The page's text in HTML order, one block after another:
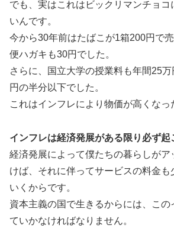
でも、実はこれはビックリマンチョコ
いんです。
今から30年前はたばこが1箱200円で
便ハガキも30円でした。
さらに、国立大学の授業料も年間25
円の半分以下でした。
これはインフレにより物価が高くなっ
インフレは経済発展がある限り必ず起
経済発展によって僕たちの暮らしがア
けば、それに伴ってサービスの料金も
いくからです。
資本主義の国で生きるからには、この
ていかなければなりません。